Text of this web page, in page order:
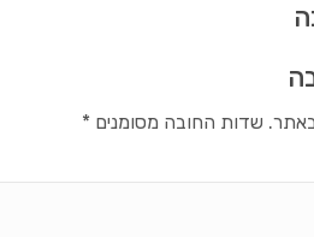
באתר. שדות החובה מסומנים*